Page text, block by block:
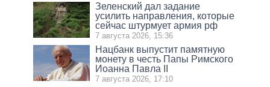
Зеленский дал задание
усилить направления, которые
сейчас штурмует армия рф
7 августа 2026, 15:36
Нацбанк выпустит памятную
монету в честь Папы Римского
Иоанна Павла II
7 августа 2026, 17:10